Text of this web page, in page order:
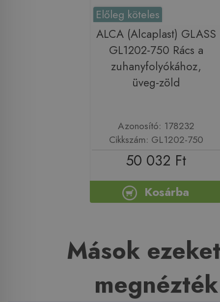
Előleg köteles
ALCA (Alcaplast) GLASS
GL1202-750 Rács a
zuhanyfolyókához,
üveg-zöld
Azonosító: 178232
Cikkszám: GL1202-750
50 032 Ft
Kosárba
Mások
megnézték